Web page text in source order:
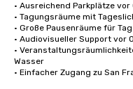
• Ausreichend Parkplätze
• Tagungsräume mit
• Große Pausenräume für
• Audiovisueller Support vor
•
Wasser
• Einfacher Zugang zu San